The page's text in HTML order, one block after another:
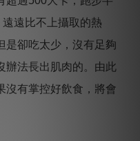
遠比不上攝取的熱
是卻吃太少，沒有足夠
辦法長出肌肉的。由此
沒有掌控好飲食，將會